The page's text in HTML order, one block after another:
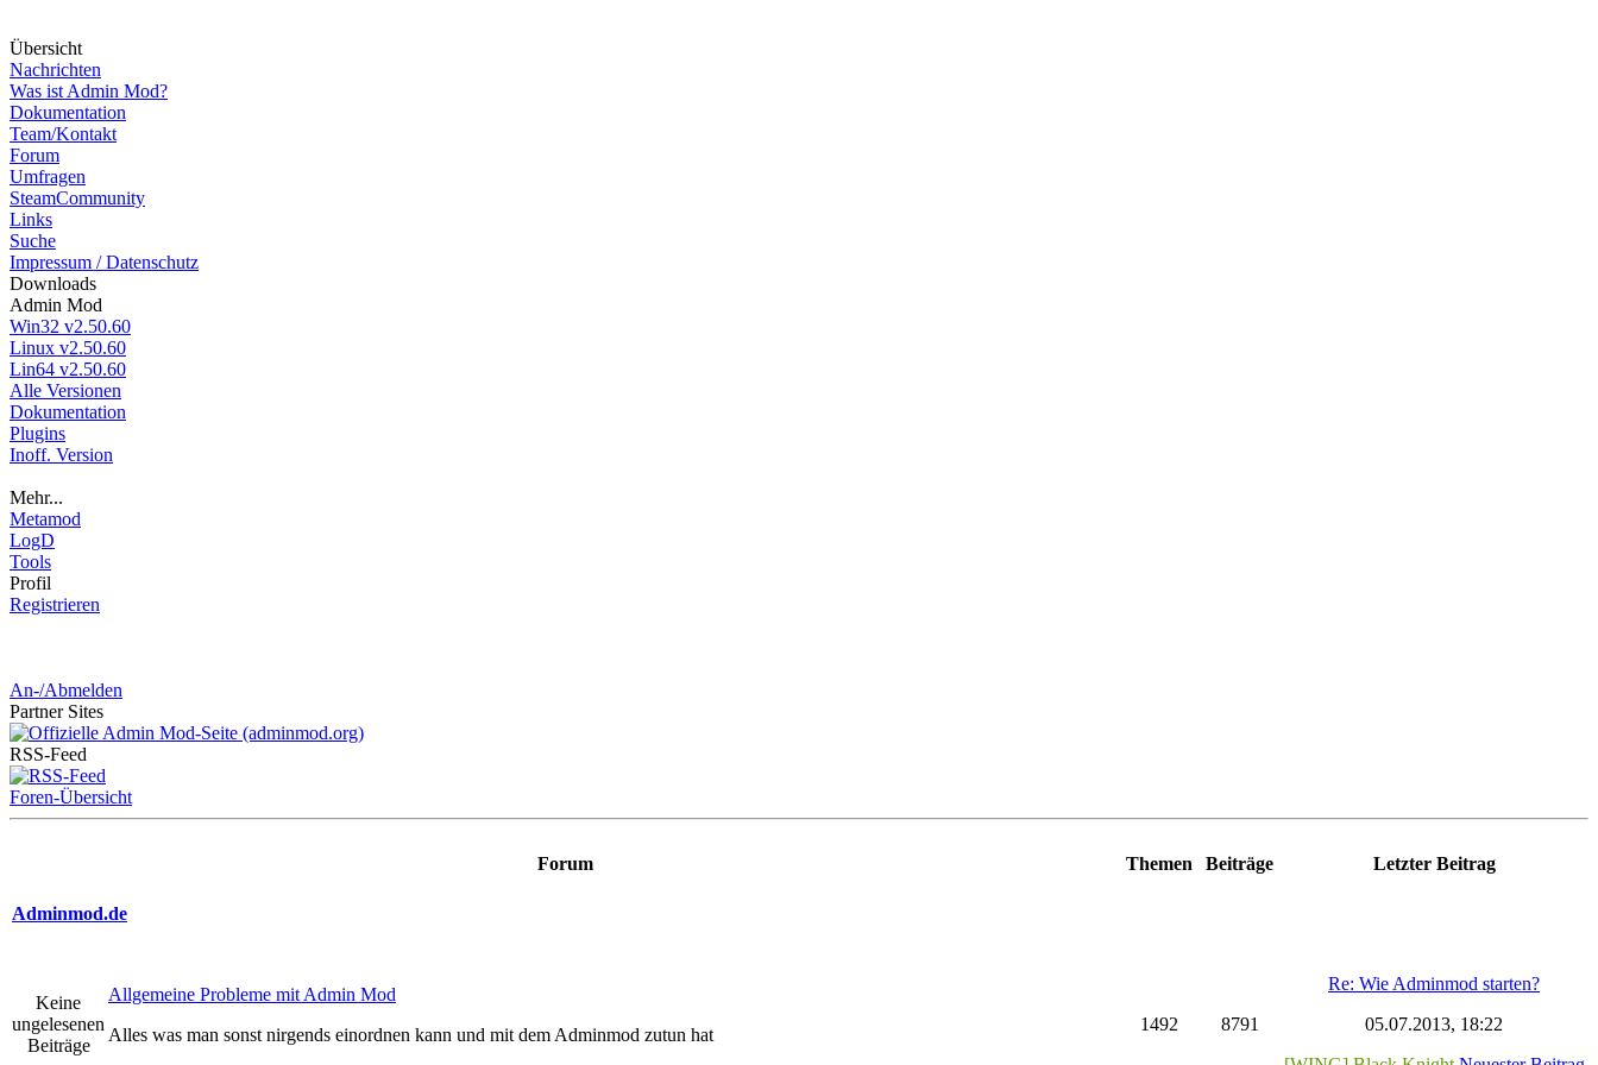
Übersicht
Nachrichten
Was ist Admin Mod?
Dokumentation
Team/Kontakt
Forum
Umfragen
SteamCommunity
Links
Suche
Impressum / Datenschutz
Downloads
Admin Mod
Win32 v2.50.60
Linux v2.50.60
Lin64 v2.50.60
Alle Versionen
Dokumentation
Plugins
Inoff. Version
Mehr...
Metamod
LogD
Tools
Profil
Registrieren
An-/Abmelden
Partner Sites
RSS-Feed
Foren-Übersicht
Forum Themen Beiträge Letzter Beitrag
Adminmod.de
Keine
ungelesenen
Beiträge
Allgemeine Probleme mit Admin Mod
Alles was man sonst nirgends einordnen kann und mit dem Adminmod zutun hat
1492 8791
Re: Wie Adminmod starten?
05.07.2013, 18:22